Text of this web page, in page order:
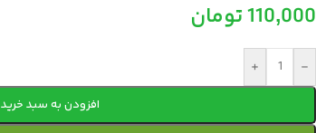
110,000تومان
-
+
افزودن به سبد خرید